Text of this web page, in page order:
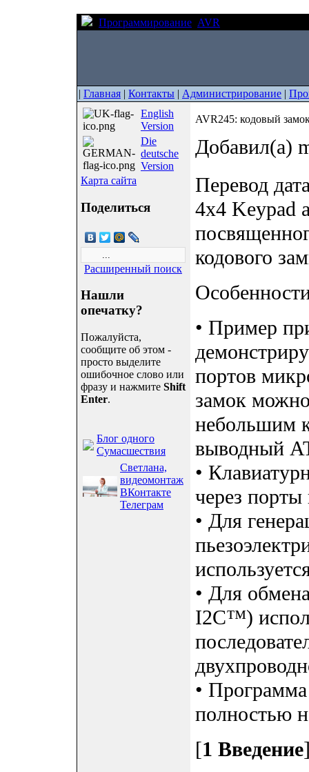
Программирование AVR
| Главная | Контакты | Администрирование |
English
Version
Die
deutsche
Version
Карта сайта
Поделиться
Расширенный поиск
Нашли
опечатку?
Пожалуйста,
сообщите об этом -
просто выделите
ошибочное слово или
фразу и нажмите Shift
Enter.
Блог одного
Сумасшествия
Светлана,
видеомонтаж
ВКонтакте
Телеграм
AVR245: кодовый
Добавил(а)
Перевод
4x4 Keypad
кодового
• Пример
портов
замок
небольшим
выводный
•
через
• Для
• Для
I2C™)
•
полностью
[1 Введение